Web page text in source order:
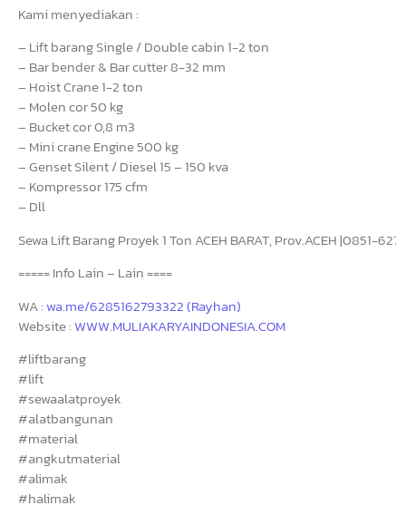
Kami menyediakan :
– Lift barang Single / Double cabin 1-2 ton
– Bar bender & Bar cutter 8-32 mm
– Hoist Crane 1-2 ton
– Molen cor 50 kg
– Bucket cor 0,8 m3
– Mini crane Engine 500 kg
– Genset Silent / Diesel 15 – 150 kva
– Kompressor 175 cfm
– Dll
Sewa Lift Barang Proyek 1 Ton ACEH BARAT, Prov.ACEH |0851-
===== Info Lain – Lain ====
WA : wa.me/6285162793322 (Rayhan)
Website : WWW.MULIAKARYAINDONESIA.COM
#liftbarang
#lift
#sewaalatproyek
#alatbangunan
#material
#angkutmaterial
#alimak
#halimak